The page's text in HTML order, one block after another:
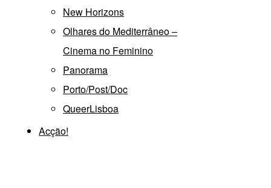
New Horizons
Olhares do Mediterrâneo –
Cinema no Feminino
Panorama
Porto/Post/Doc
QueerLisboa
Acção!